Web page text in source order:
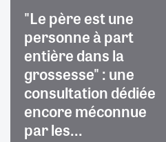
"Le père est une
personne à part
entière dans la
grossesse" : une
consultation dédiée
encore méconnue
par les...